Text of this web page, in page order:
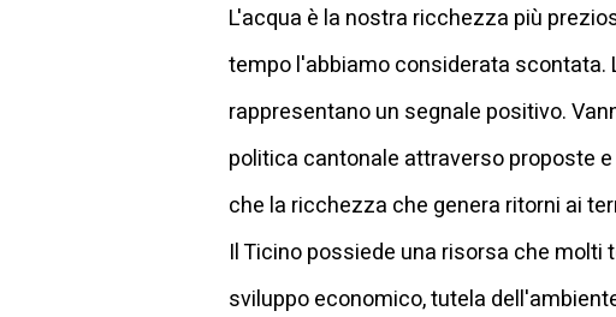
L'acqua è la nostra ricchezza più
tempo l'abbiamo considerata
rappresentano un segnale positivo.
politica cantonale attraverso proposte
che la ricchezza che genera ritorni ai
Il Ticino possiede una risorsa che
sviluppo economico, tutela